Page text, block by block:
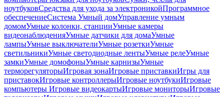
ноутбуковСредства для ухода за электроникойПрограммное
обеспечениеСистема Умный домУправление умным
домомУмные колонки, станцииУмные камеры
видеонаблюденияУмные датчики для домаУмные
лампыУмные выключателиУмные розеткиУмные
светильникиУмные светодиодные лентыУмные релеУмные
замкиУмные домофоныУмные карнизыУмные
терморегуляторыИгровая зонаИгровые приставкиИгры для
приставокИгровые контроллерыИгровые ноутбукиИгровые
компьютеры Игровые видеокартыИгровые мониторыИгровые